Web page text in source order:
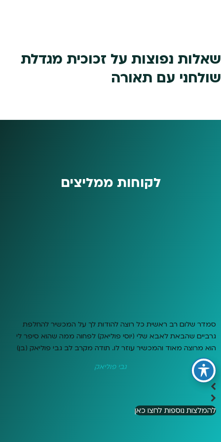
שאלות נפוצות על זכוכית מגדלת
שולחני עם תאורה
לקוחות ממליצים
סמדר שלום רב ראשית כל רוצה להודות לך על המכשיר להחלפת
גרביים שהבאת לאבא שלי (יוסי פוליאק) לפחוה ממה שהוא סיפר לי
הוא מרוצה מאוד והמכשיר עוזר לו. תודה מקרב לב גבי פוליאק (בן)
גבי פוליאק
להמלצות נוספות לחצו כאן